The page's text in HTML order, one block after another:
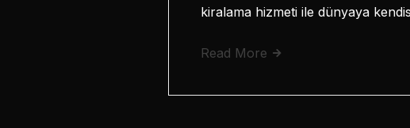
kiralama hizmeti ile dünyaya
Read More